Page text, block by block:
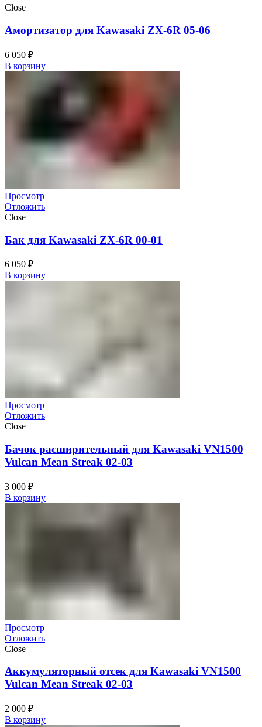
Close
Амортизатор для Kawasaki ZX-6R 05-06
6 050 ₽
В корзину
Просмотр
Отложить
Close
Бак для Kawasaki ZX-6R 00-01
6 050 ₽
В корзину
Просмотр
Отложить
Close
Бачок расширительный для Kawasaki VN1500
Vulcan Mean Streak 02-03
3 000 ₽
В корзину
Просмотр
Отложить
Close
Аккумуляторный отсек для Kawasaki VN1500
Vulcan Mean Streak 02-03
2 000 ₽
В корзину